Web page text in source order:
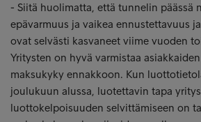
- Siitä huolimatta, että tunnelin päässä
epävarmuus ja vaikea ennustettavuus
ovat selvästi kasvaneet viime vuoden
Yritysten on hyvä varmistaa
maksukyky ennakkoon. Kun
joulukuun alussa, luotettavin tapa
luottokelpoisuuden selvittämiseen on